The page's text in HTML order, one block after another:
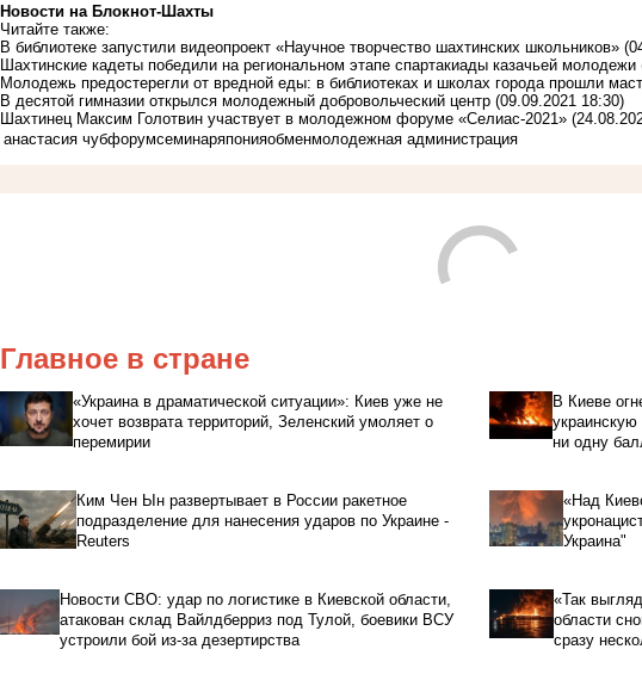
Новости на Блoкнoт-Шахты
Читайте также:
В библиотеке запустили видеопроект «Научное творчество шахтинских школьников»
Шахтинские кадеты победили на региональном этапе спартакиады казачьей молодежи
Молодежь предостерегли от вредной еды: в библиотеках и школах города прошли
В десятой гимназии открылся молодежный добровольческий центр (09.09.2021 18:30)
Шахтинец Максим Голотвин участвует в молодежном форуме «Селиас-2021»
анастасия чубфорумсеминаряпонияобменмолодежная администрация
Главное в стране
«Украина в драматической ситуации»: Киев уже не
хочет возврата территорий, Зеленский умоляет о
перемирии
В Киеве
ни одну
Ким Чен Ын развертывает в России ракетное
подразделение для нанесения ударов по Украине -
Reuters
«Над
Украина"
Новости СВО: удар по логистике в Киевской области,
атакован склад Вайлдберриз под Тулой, боевики ВСУ
устроили бой из-за дезертирства
«Так
области
сразу